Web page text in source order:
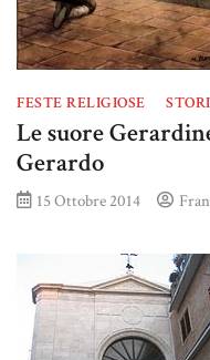
FESTE RELIGIOSE
Le suore
Gerardo
15 Ottobre 2014